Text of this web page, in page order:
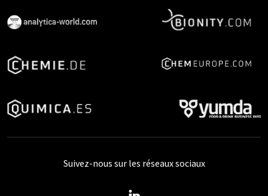
Suivez-nous sur les réseaux sociaux